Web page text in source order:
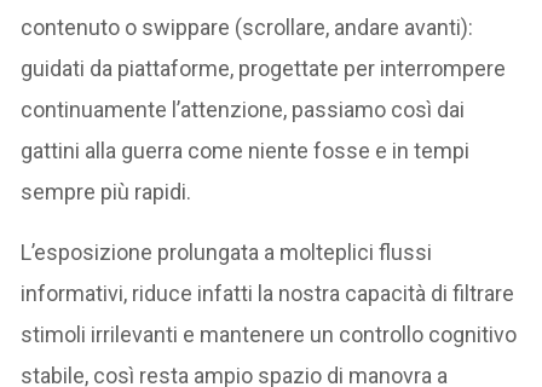
contenuto o swippare (scrollare, andare avanti):
guidati da piattaforme, progettate per interrompere
continuamente l’attenzione, passiamo così dai
gattini alla guerra come niente fosse e in tempi
sempre più rapidi.
L’esposizione prolungata a molteplici flussi
informativi, riduce infatti la nostra capacità di filtrare
stimoli irrilevanti e mantenere un controllo cognitivo
stabile, così resta ampio spazio di manovra a